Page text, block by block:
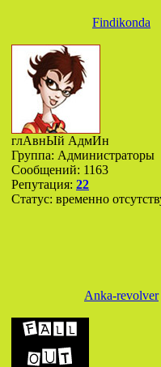
Findikonda
глАвнЫй АдмИн
Группа: Администраторы
Сообщений: 1163
Репутация: 22
Статус: временно
Anka-revolver